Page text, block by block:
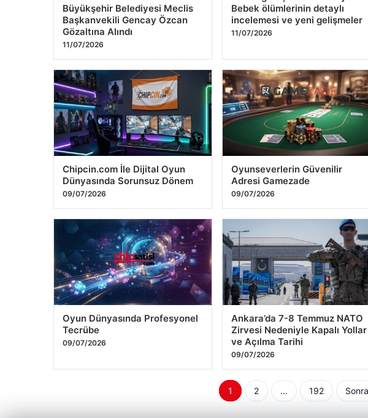
15/07/2026
Son Dakika: İstanbul
Büyükşehir Belediyesi Meclis
Başkanvekili Gencay Özcan
Gözaltına Alındı
11/07/2026
Yenidoğan Çetesi’nin Feryadı:
Bebek ölümlerinin detaylı
incelemesi ve yeni gelişmeler
11/07/2026
Chipcin.com İle Dijital Oyun
Dünyasında Sorunsuz Dönem
09/07/2026
Oyunseverlerin Güvenilir
Adresi Gamezade
09/07/2026